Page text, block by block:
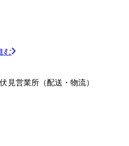
む
営業所（配送・物流）